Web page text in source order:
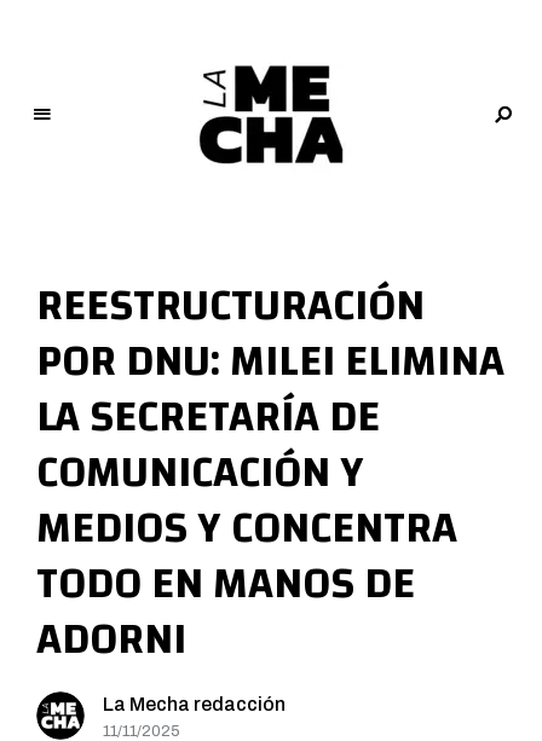
M
e
c
h
a
PERIODISMO DIGITAL Y COOPERATIVO
REESTRUCTURACIÓN
POR DNU: MILEI ELIMINA
LA SECRETARÍA DE
COMUNICACIÓN Y
MEDIOS Y CONCENTRA
TODO EN MANOS DE
ADORNI
La Mecha redacción
11/11/2025